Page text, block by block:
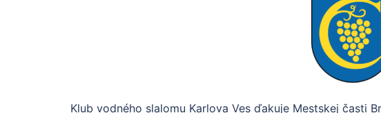
Klub vodného slalomu Karlova Ves ďakuje Mestskej časti